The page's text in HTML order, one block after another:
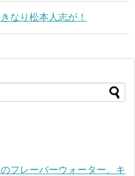
なり松本人志が！
フレーバーウォーター、キ